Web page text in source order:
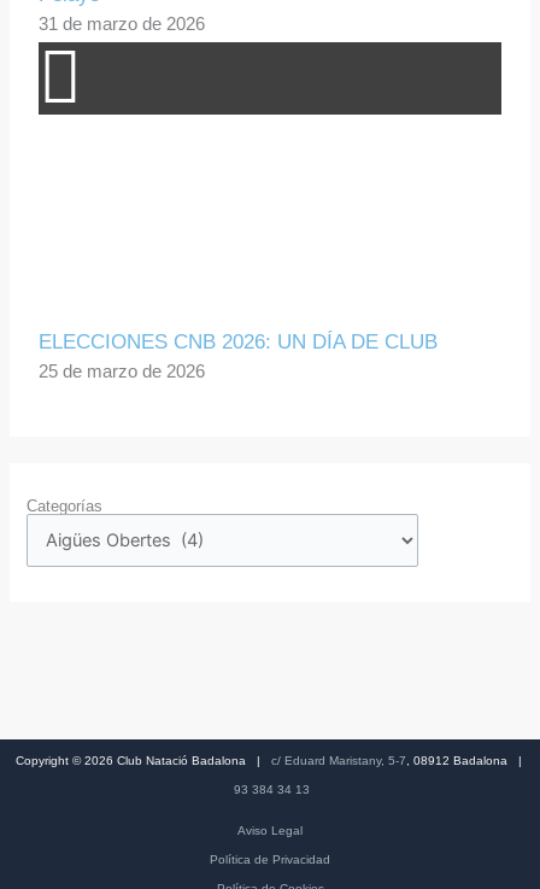
31 de marzo de 2026
ELECCIONES CNB 2026: UN DÍA DE CLUB
25 de marzo de 2026
Categorías
Copyright © 2026 Club Natació Badalona | c/ Eduard Maristany, 5-7 , 08912 Badalona |
93 384 34 13
Aviso Legal
Política de Privacidad